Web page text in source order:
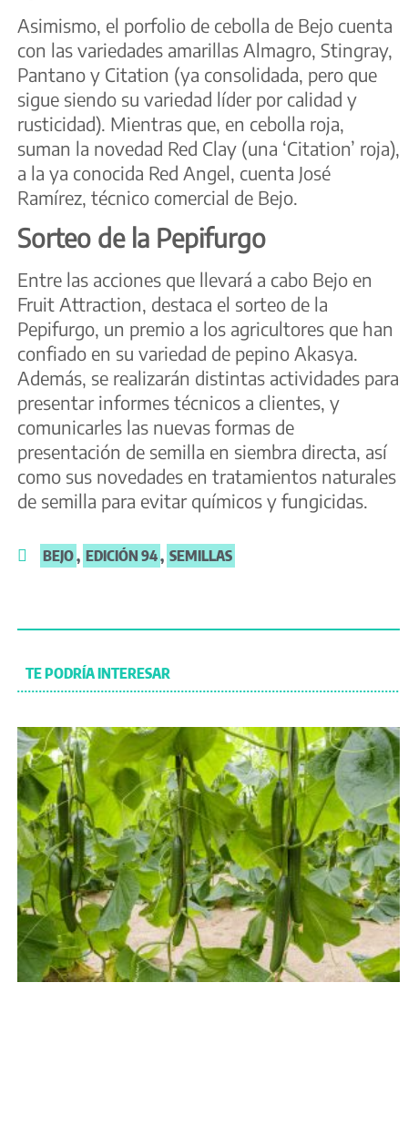
Asimismo, el porfolio de cebolla de Bejo cuenta
con las variedades amarillas Almagro, Stingray,
Pantano y Citation (ya consolidada, pero que
sigue siendo su variedad líder por calidad y
rusticidad). Mientras que, en cebolla roja,
suman la novedad Red Clay (una ‘Citation’ roja),
a la ya conocida Red Angel, cuenta José
Ramírez, técnico comercial de Bejo.
Sorteo de la Pepifurgo
Entre las acciones que llevará a cabo Bejo en
Fruit Attraction, destaca el sorteo de la
Pepifurgo, un premio a los agricultores que han
confiado en su variedad de pepino Akasya.
Además, se realizarán distintas actividades para
presentar informes técnicos a clientes, y
comunicarles las nuevas formas de
presentación de semilla en siembra directa, así
como sus novedades en tratamientos naturales
de semilla para evitar químicos y fungicidas.
BEJO, EDICIÓN 94, SEMILLAS
TE PODRÍA INTERESAR